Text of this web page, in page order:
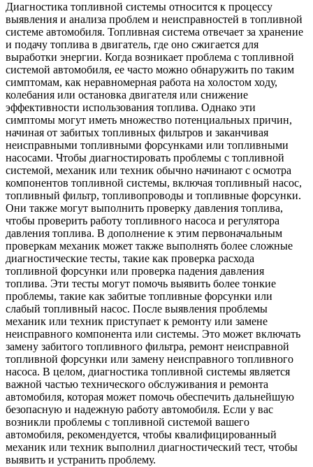
Диагностика топливной системы относится к процессу
выявления и анализа проблем и неисправностей в топливной
системе автомобиля. Топливная система отвечает за хранение
и подачу топлива в двигатель, где оно сжигается для
выработки энергии. Когда возникает проблема с топливной
системой автомобиля, ее часто можно обнаружить по таким
симптомам, как неравномерная работа на холостом ходу,
колебания или остановка двигателя или снижение
эффективности использования топлива. Однако эти
симптомы могут иметь множество потенциальных причин,
начиная от забитых топливных фильтров и заканчивая
неисправными топливными форсунками или топливными
насосами. Чтобы диагностировать проблемы с топливной
системой, механик или техник обычно начинают с осмотра
компонентов топливной системы, включая топливный насос,
топливный фильтр, топливопроводы и топливные форсунки.
Они также могут выполнить проверку давления топлива,
чтобы проверить работу топливного насоса и регулятора
давления топлива. В дополнение к этим первоначальным
проверкам механик может также выполнять более сложные
диагностические тесты, такие как проверка расхода
топливной форсунки или проверка падения давления
топлива. Эти тесты могут помочь выявить более тонкие
проблемы, такие как забитые топливные форсунки или
слабый топливный насос. После выявления проблемы
механик или техник приступает к ремонту или замене
неисправного компонента или системы. Это может включать
замену забитого топливного фильтра, ремонт неисправной
топливной форсунки или замену неисправного топливного
насоса. В целом, диагностика топливной системы является
важной частью технического обслуживания и ремонта
автомобиля, которая может помочь обеспечить дальнейшую
безопасную и надежную работу автомобиля. Если у вас
возникли проблемы с топливной системой вашего
автомобиля, рекомендуется, чтобы квалифицированный
механик или техник выполнил диагностический тест, чтобы
выявить и устранить проблему.